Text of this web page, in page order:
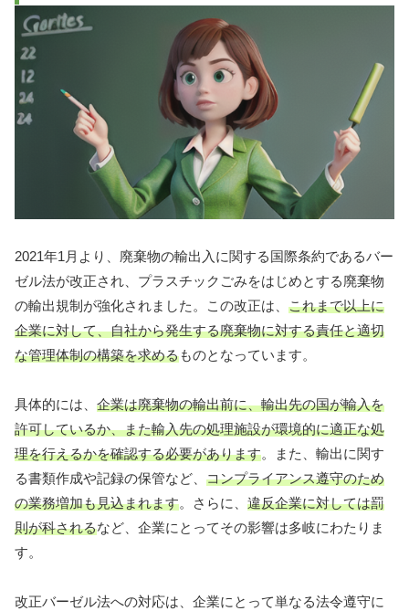
2021年1月より、廃棄物の輸出入に関する国際条約であるバー
ゼル法が改正され、プラスチックごみをはじめとする廃棄物
の輸出規制が強化されました。この改正は、 これまで以上に
企業に対して、自社から発生する廃棄物に対する責任と適切
な管理体制の構築を求めるものとなっています。
具体的には、 企業は廃棄物の輸出前に、輸出先の国が輸入を
許可しているか、また輸入先の処理施設が環境的に適正な処
理を行えるかを確認する必要があります。また、輸出に関す
る書類作成や記録の保管など、 コンプライアンス遵守のため
の業務増加も見込まれます。さらに、 違反企業に対しては罰
則が科されるなど、企業にとってその影響は多岐にわたりま
す。
改正バーゼル法への対応は、企業にとって単なる法令遵守に